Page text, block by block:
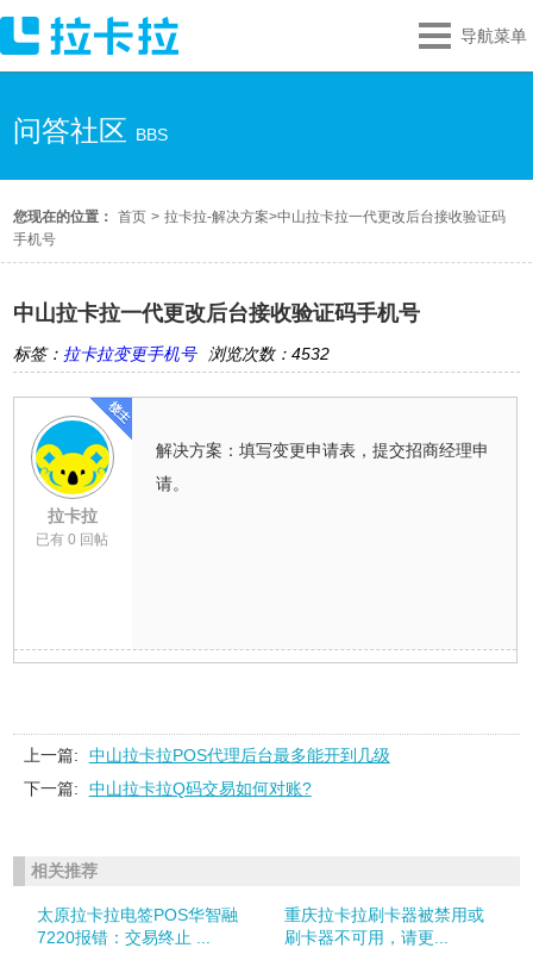
导航菜单
问答社区 BBS
您现在的位置： 首页 > 拉卡拉-解决方案>中山拉卡拉一代更改后台接收验证码
手机号
中山拉卡拉一代更改后台接收验证码手机号
标签： 拉卡拉变更手机号 浏览次数：4532
拉卡拉
已有 0 回帖
解决方案：填写变更申请表，提交招商经理申
请。
上一篇:
中山拉卡拉POS代理后台最多能开到几级
下一篇:
中山拉卡拉Q码交易如何对账?
相关推荐
太原拉卡拉电签POS华智融
7220报错：交易终止 ...
重庆拉卡拉刷卡器被禁用或
刷卡器不可用，请更...